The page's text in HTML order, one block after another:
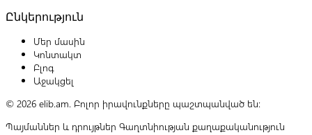
Ընկերություն
Մեր մասին
Կոնտակտ
Բլոգ
Աջակցել
© 2026 elib.am. Բոլոր իրավունքները պաշտպանված են:
Պայմաններ և դրույթներ Գաղտնիության քաղաքականություն